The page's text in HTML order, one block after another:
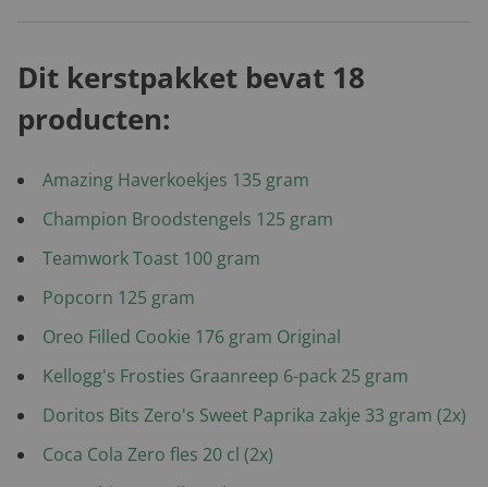
Dit kerstpakket bevat 18
producten:
Amazing Haverkoekjes 135 gram
Champion Broodstengels 125 gram
Teamwork Toast 100 gram
Popcorn 125 gram
Oreo Filled Cookie 176 gram Original
Kellogg's Frosties Graanreep 6-pack 25 gram
Doritos Bits Zero's Sweet Paprika zakje 33 gram (2x)
Coca Cola Zero fles 20 cl (2x)